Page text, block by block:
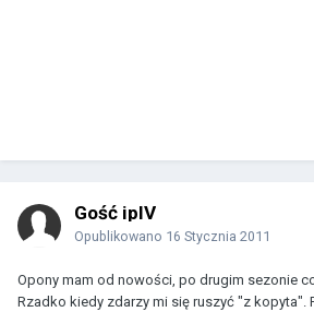
Gość ipIV
Opublikowano 16 Stycznia 2011
Opony mam od nowości, po drugim sezonie
Rzadko kiedy zdarzy mi się ruszyć "z kopyta".